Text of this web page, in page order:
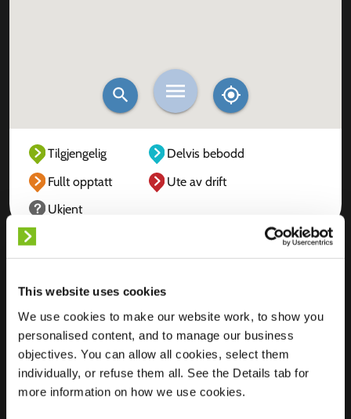
This website uses cookies
We use cookies to make our website work, to show you
personalised content, and to manage our business
objectives. You can allow all cookies, select them
individually, or refuse them all. See the Details tab for
more information on how we use cookies.
Tilgjengelig
Delvis bebodd
Fullt opptatt
Ute av drift
Ukjent
Sted
Parc D Activité De
La Baie
50300 Avranches
Frankrike